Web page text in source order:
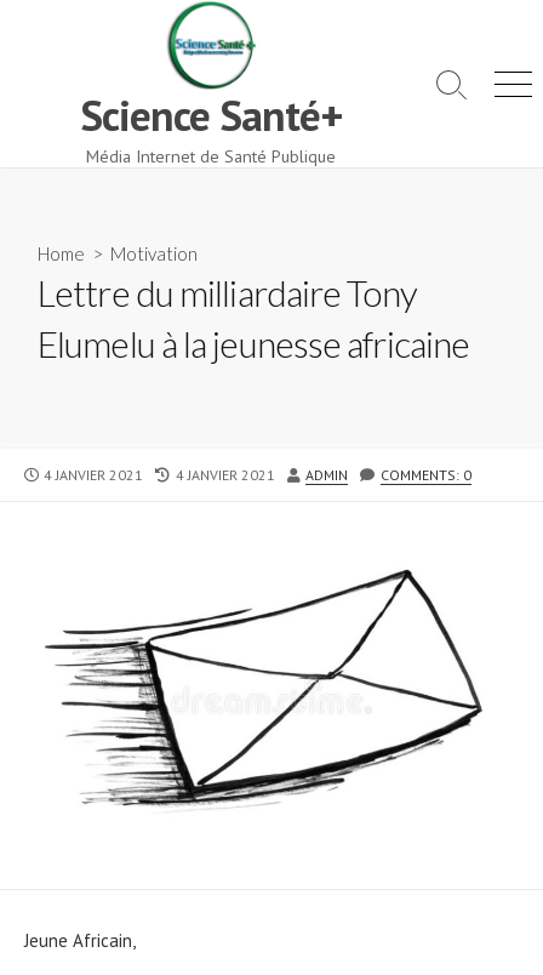
Science Santé+
Média Internet de Santé Publique
Search
Home > Motivation
Lettre du milliardaire Tony
Elumelu à la jeunesse africaine
PUBLISHED
4 JANVIER 2021
LAST
4 JANVIER 2021 AUTHOR
ADMIN COMMENTS: 0
Jeune Africain,